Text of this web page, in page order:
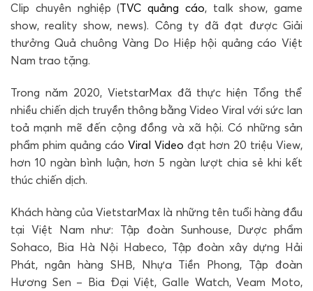
Clip chuyên nghiệp (TVC quảng cáo, talk show, game
show, reality show, news). Công ty đã đạt được Giải
thưởng Quả chuông Vàng Do Hiệp hội quảng cáo Việt
Nam trao tặng.
Trong năm 2020, VietstarMax đã thực hiện Tổng thể
nhiều chiến dịch truyền thông bằng Video Viral với sức lan
toả mạnh mẽ đến cộng đồng và xã hội. Có những sản
phẩm phim quảng cáo Viral Video đạt hơn 20 triệu View,
hơn 10 ngàn bình luận, hơn 5 ngàn lượt chia sẻ khi kết
thúc chiến dịch.
Khách hàng của VietstarMax là những tên tuổi hàng đầu
tại Việt Nam như: Tập đoàn Sunhouse, Dược phẩm
Sohaco, Bia Hà Nội Habeco, Tập đoàn xây dựng Hải
Phát, ngân hàng SHB, Nhựa Tiền Phong, Tập đoàn
Hương Sen – Bia Đại Việt, Galle Watch, Veam Moto,